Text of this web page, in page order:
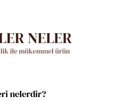
NELER
ile mükemmel ürün
nelerdir?